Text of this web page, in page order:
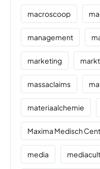
macroscoop
management
marketing markt
massaclaims
materiaalchemie
Maxima Medisch
media